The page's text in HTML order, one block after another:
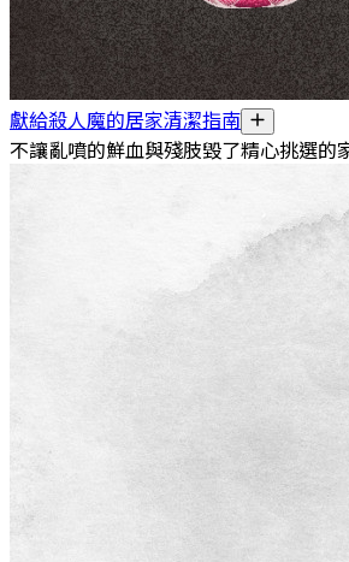
獻給殺人魔的居家清潔指南
不讓亂噴的鮮血與殘肢毀了精心挑選的